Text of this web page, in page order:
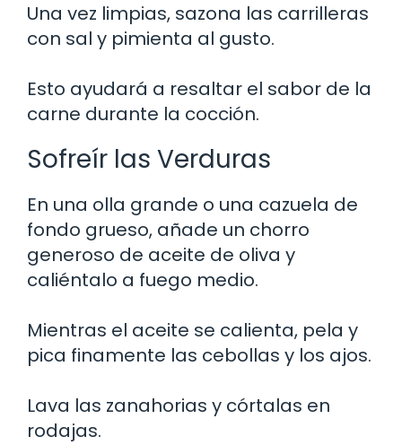
Una vez limpias, sazona las carrilleras
con sal y pimienta al gusto.
Esto ayudará a resaltar el sabor de la
carne durante la cocción.
Sofreír las Verduras
En una olla grande o una cazuela de
fondo grueso, añade un chorro
generoso de aceite de oliva y
caliéntalo a fuego medio.
Mientras el aceite se calienta, pela y
pica finamente las cebollas y los ajos.
Lava las zanahorias y córtalas en
rodajas.